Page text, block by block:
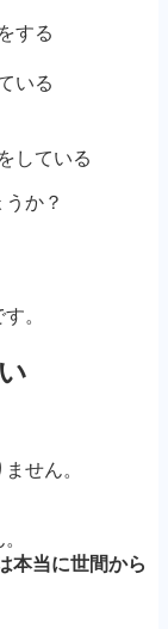
する
いる
している
か？
。
せん。
本当に世間から